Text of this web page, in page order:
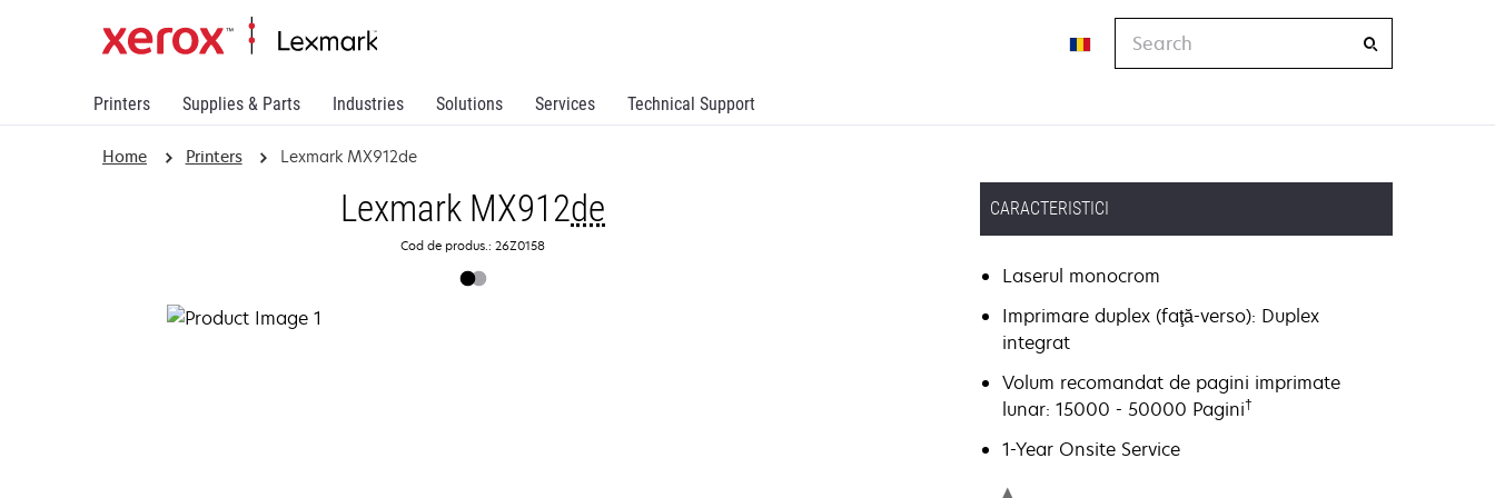
Printers Supplies & Parts Industries Solutions Services Technical Support
Home Printers Lexmark MX912de
Lexmark MX912de
Cod de produs.: 26Z0158
CARACTERISTICI
Laserul monocrom
Imprimare duplex (faţă-verso): Duplex
integrat
Volum recomandat de pagini imprimate
lunar: 15000 - 50000 Pagini†
1-Year Onsite Service